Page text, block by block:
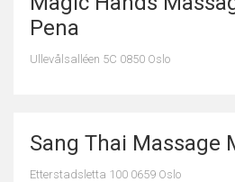
Pena
Ullevålsalléen 5C 0850 Oslo
Sang Thai Massage
Etterstadsletta 100 0659 Oslo